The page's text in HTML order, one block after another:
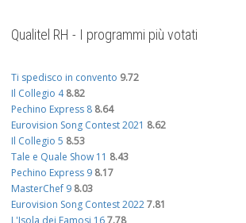
Qualitel RH - I programmi più votati
Ti spedisco in convento 9.72
Il Collegio 4 8.82
Pechino Express 8 8.64
Eurovision Song Contest 2021 8.62
Il Collegio 5 8.53
Tale e Quale Show 11 8.43
Pechino Express 9 8.17
MasterChef 9 8.03
Eurovision Song Contest 20227.81
L'Isola dei Famosi 167.78